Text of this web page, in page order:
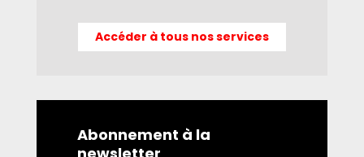
Accéder à tous nos services
Abonnement à la